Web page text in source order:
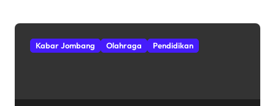
Kabar Jombang Olahraga Pendidikan